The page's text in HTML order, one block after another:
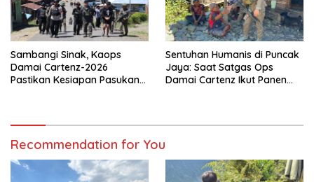
Sambangi Sinak, Kaops
Damai Cartenz-2026
Pastikan Kesiapan Pasukan
Sentuhan Humanis di Puncak
Jaya: Saat Satgas Ops
Damai Cartenz Ikut Panen
Recommendation for You